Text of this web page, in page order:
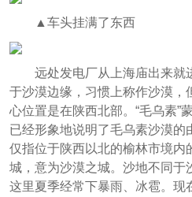
▲车头挂满了东西
远处发电厂从上海庙出来就
于沙漠边缘，习惯上称作沙漠，
心位置是在陕西北部。“毛乌素”
已经形象地说明了毛乌素沙漠的
仅指位于陕西以北的榆林市境内
城，意为沙漠之城。沙地不同于
这里夏季经常下暴雨、冰雹。现